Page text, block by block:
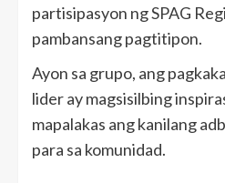
partisipasyon ng SPAG
pambansang pagtitipon.
Ayon sa grupo, ang
lider ay magsisilbing
mapalakas ang kanilang
para sa komunidad.